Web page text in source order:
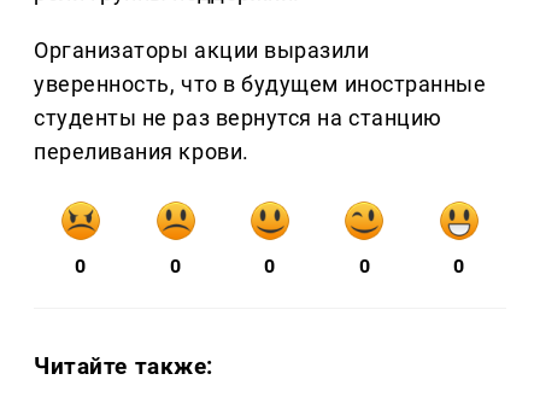
Организаторы акции выразили
уверенность, что в будущем иностранные
студенты не раз вернутся на станцию
переливания крови.
0 0 0 0 0
Читайте также: